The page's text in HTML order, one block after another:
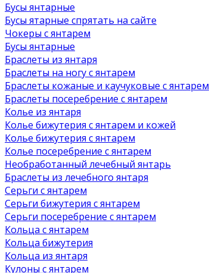
Бусы янтарные
Бусы ятарные спрятать на сайте
Чокеры с янтарем
Бусы янтарные
Браслеты из янтаря
Браслеты на ногу с янтарем
Браслеты кожаные и каучуковые с янтарем
Браслеты посеребрение с янтарем
Колье из янтаря
Колье бижутерия с янтарем и кожей
Колье бижутерия с янтарем
Колье посеребрение с янтарем
Необработанный лечебный янтарь
Браслеты из лечебного янтаря
Серьги с янтарем
Серьги бижутерия с янтарем
Серьги посеребрение с янтарем
Кольца с янтарем
Кольца бижутерия
Кольца из янтаря
Кулоны с янтарем